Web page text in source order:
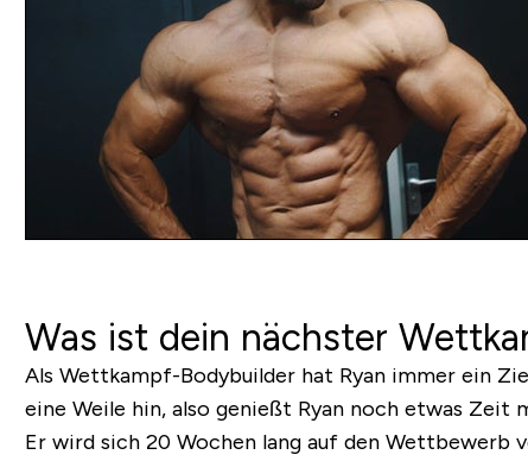
Was ist dein nächster
Als Wettkampf-Bodybuilder hat Ryan immer ein
eine Weile hin, also genießt Ryan noch etwas
Er wird sich 20 Wochen lang auf den Wettbewerb